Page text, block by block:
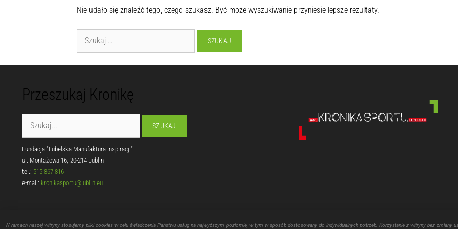
Nie udało się znaleźć tego, czego szukasz. Być może wyszukiwanie przyniesie lepsze rezultaty.
Przeszukaj Kronikę
Fundacja "Lubelska Manufaktura Inspiracji"
ul. Montażowa 16, 20-214 Lublin
tel.: 515 867 816
e-mail: kronikasportu@lublin.eu
W ramach naszej witryny stosujemy pliki cookies w celu świadczenia Państwu usług na najwyższym poziomie, w tym w sposób dostosowany do indywidualnych potrzeb. Korzystanie z witryny bez zmiany